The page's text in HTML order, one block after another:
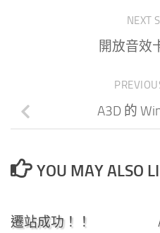
NEXT
開放音效
A3D 的
YOU MAY ALSO
遷站成功！！